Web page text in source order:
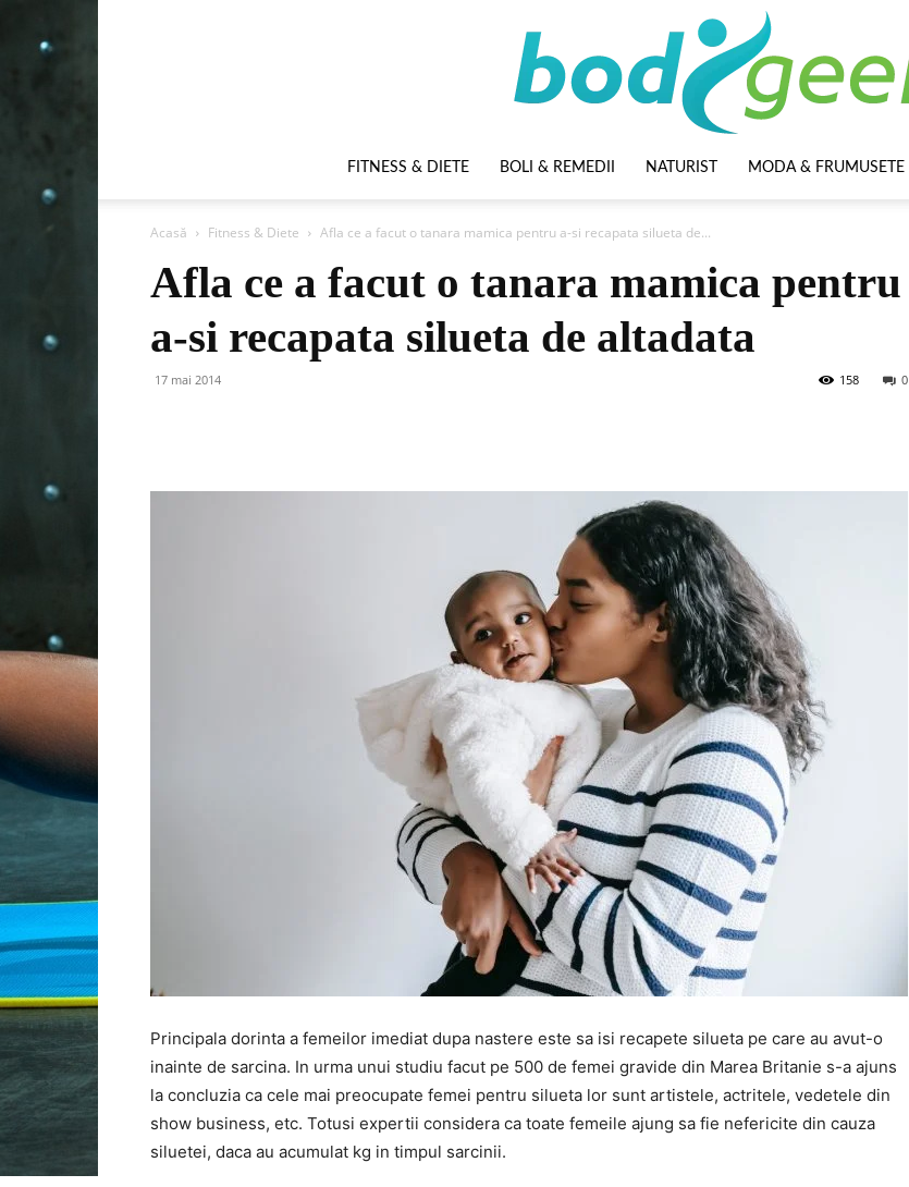
FITNESS & DIETE BOLI & REMEDII NATURIST MODA & FRUMUSETE
Acasă Fitness & Diete Afla ce a facut o tanara mamica pentru a-si recapata silueta de...
Afla ce a facut o tanara mamica pentru
a-si recapata silueta de altadata
17 mai 2014 0
158
Principala dorinta a femeilor imediat dupa nastere este sa isi recapete silueta pe care au avut-o
inainte de sarcina. In urma unui studiu facut pe 500 de femei gravide din Marea Britanie s-a ajuns
la concluzia ca cele mai preocupate femei pentru silueta lor sunt artistele, actritele, vedetele din
show business, etc. Totusi expertii considera ca toate femeile ajung sa fie nefericite din cauza
siluetei, daca au acumulat kg in timpul sarcinii.